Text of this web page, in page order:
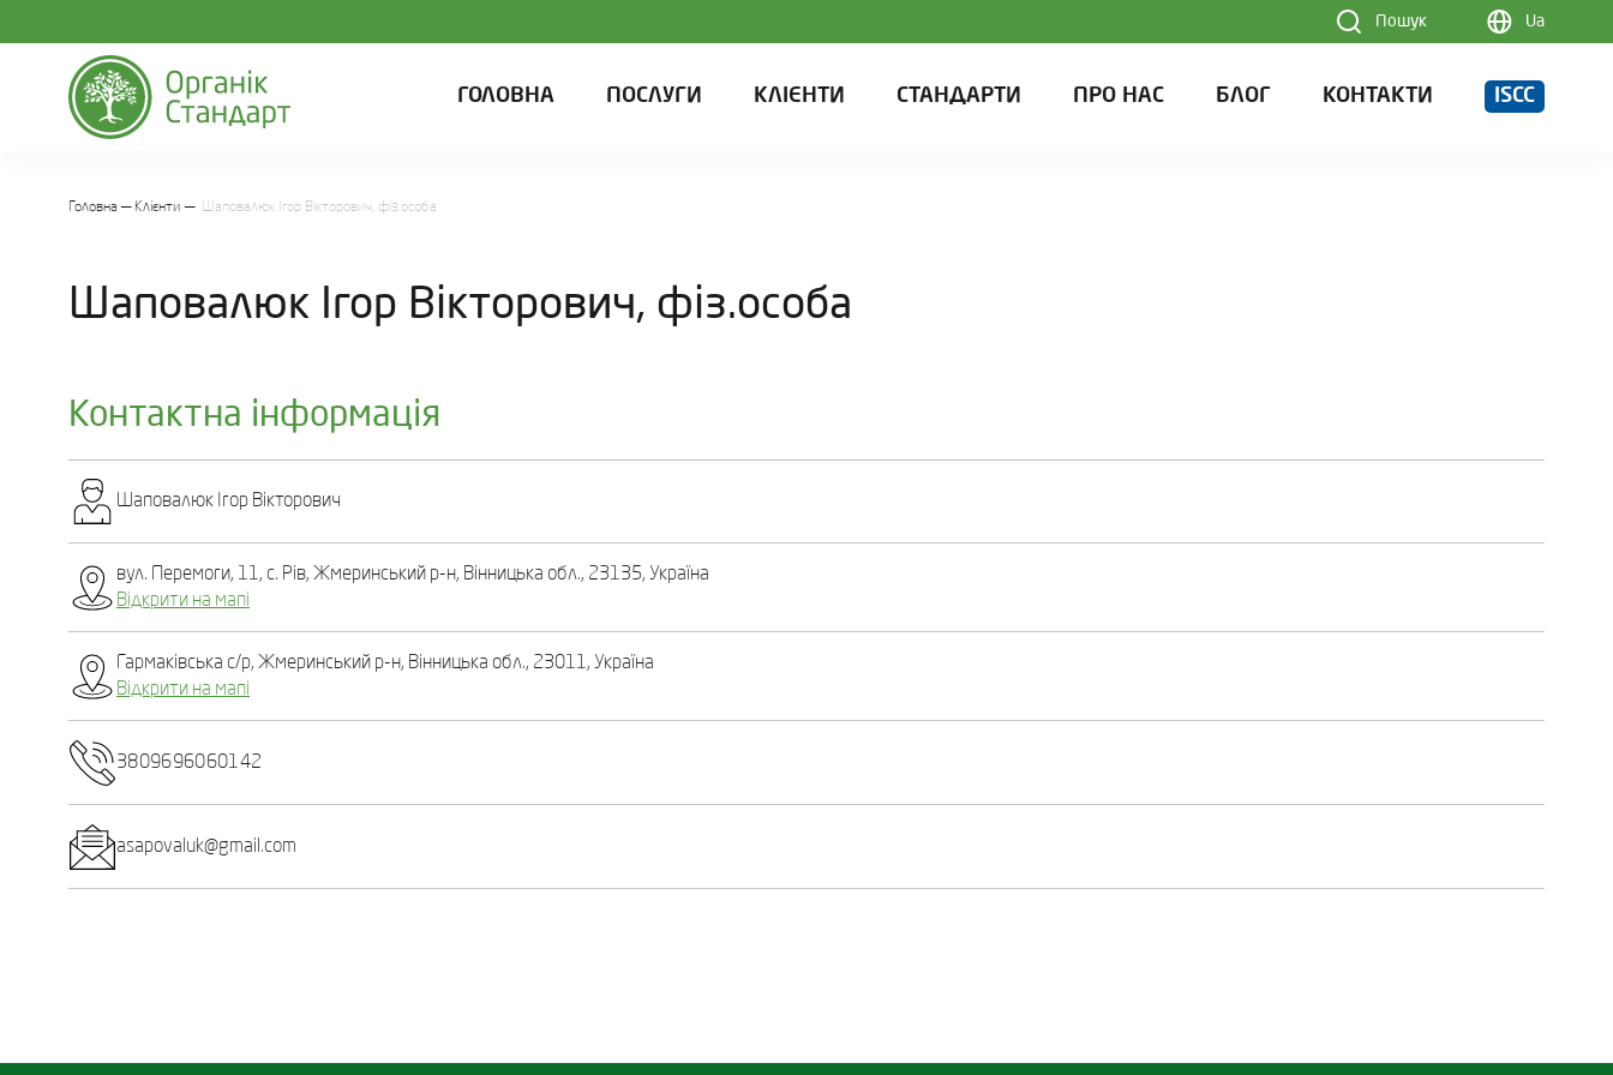
Пошук Ua
ГОЛОВНА ПОСЛУГИ КЛІЄНТИ СТАНДАРТИ ПРО НАС БЛОГ КОНТАКТИ ISCC
Головна Клієнти Шаповалюк Ігор Вікторович, фіз.особа
Шаповалюк Ігор Вікторович, фіз.особа
Контактна інформація
Шаповалюк Ігор Вікторович
вул. Перемоги, 11, с. Рів, Жмеринський р-н, Вінницька обл., 23135, Україна
Відкрити на мапі
Гармаківська с/р, Жмеринський р-н, Вінницька обл., 23011, Україна
Відкрити на мапі
3809696060142
asapovaluk@gmail.com